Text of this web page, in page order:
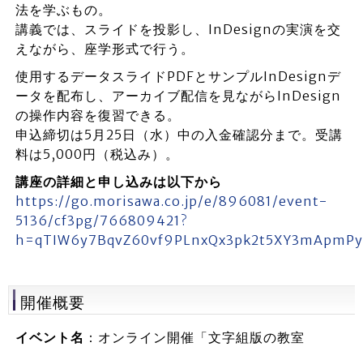
法を学ぶもの。
講義では、スライドを投影し、InDesignの実演を交
えながら、座学形式で行う。
使用するデータスライドPDFとサンプルInDesignデ
ータを配布し、アーカイブ配信を見ながらInDesign
の操作内容を復習できる。
申込締切は5月25日（水）中の入金確認分まで。受講
料は5,000円（税込み）。
講座の詳細と申し込みは以下から
https://go.morisawa.co.jp/e/896081/event-
5136/cf3pg/766809421?
開催概要
イベント名 ：オンライン開催「文字組版の教室